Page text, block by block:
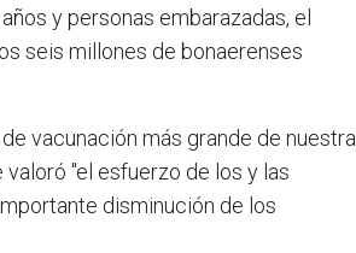
seis millones de bonaerenses
vacunación más grande de nuestra
"el esfuerzo de los y las
disminución de los